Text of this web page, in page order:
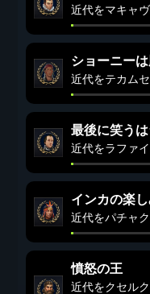
近代をマキャ
ショーニー
近代をテカムセ
最後に笑う
近代をラファ
インカの楽
近代をパチャ
憤怒の王
近代をクセル